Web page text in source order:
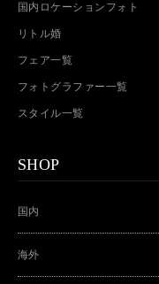
国内ロケーションフォト
リトル婚
フェア一覧
フォトグラファー一覧
スタイル一覧
SHOP
国内
海外